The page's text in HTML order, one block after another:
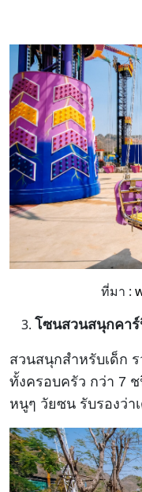
ที่มา :
โซนสวนสนุกคาร์
สวนสนุกสำหรับเด็ก
ทั้งครอบครัว กว่า 7
หนูๆ วัยซน รับรองว่า